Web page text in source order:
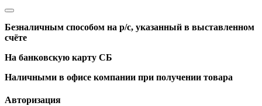
Безналичным способом на р/с, указанный в выставленном
счёте
На банковскую карту СБ
Наличными в офисе компании при получении товара
Авторизация